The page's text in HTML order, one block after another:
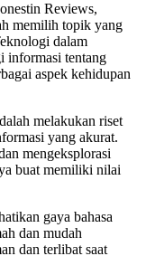
Reviews,
memilih topik yang
dalam
informasi tentang
aspek kehidupan
melakukan riset
yang akurat.
mengeksplorasi
buat memiliki nilai
gaya bahasa
dan mudah
dan terlibat saat